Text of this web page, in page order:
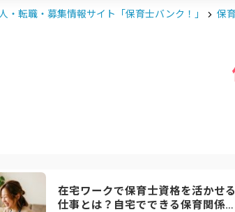
・転職・募集情報サイト「保育士バンク！」 保
在宅ワークで保育士資格を活かせる
仕事とは？自宅でできる保育関係の